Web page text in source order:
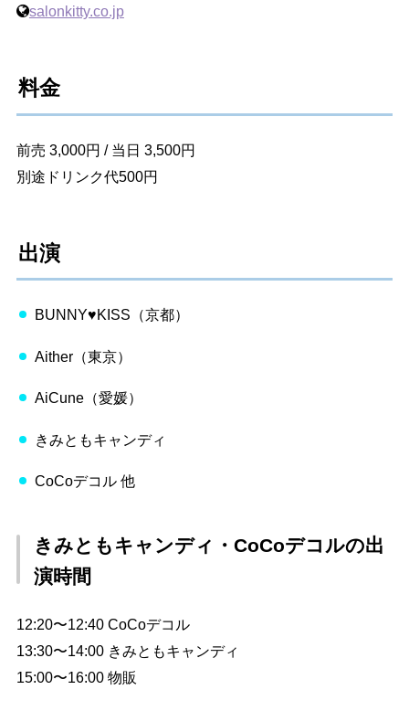
salonkitty.co.jp
料金
前売 3,000円 / 当日 3,500円
別途ドリンク代500円
出演
BUNNY♥KISS（京都）
Aither（東京）
AiCune（愛媛）
きみともキャンディ
CoCoデコル 他
きみともキャンディ・CoCoデコルの出
演時間
12:20〜12:40 CoCoデコル
13:30〜14:00 きみともキャンディ
15:00〜16:00 物販